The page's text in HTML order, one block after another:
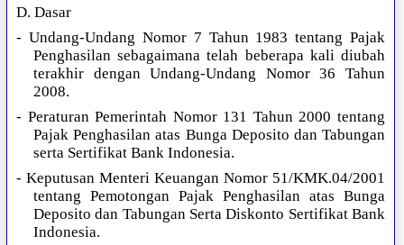
D. Dasar
- Undang-Undang Nomor 7 Tahun 1983 tentang Pajak
Penghasilan sebagaimana telah beberapa kali diubah
terakhir dengan Undang-Undang Nomor 36 Tahun
2008.
- Peraturan Pemerintah Nomor 131 Tahun 2000 tentang
Pajak Penghasilan atas Bunga Deposito dan Tabungan
serta Sertifikat Bank Indonesia.
- Keputusan Menteri Keuangan Nomor 51/KMK.04/2001
tentang Pemotongan Pajak Penghasilan atas Bunga
Deposito dan Tabungan Serta Diskonto Sertifikat Bank
Indonesia.